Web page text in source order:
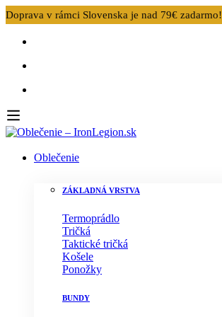
Doprava v rámci Slovenska je nad 79€ zadarmo!
Oblečenie
ZÁKLADNÁ VRSTVA
Termoprádlo
Tričká
Taktické tričká
Košele
Ponožky
BUNDY